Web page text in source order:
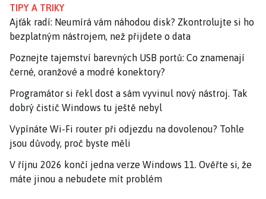
TIPY A TRIKY
Ajťák radí: Neumírá vám náhodou disk? Zkontrolujte si ho
bezplatným nástrojem, než přijdete o data
Poznejte tajemství barevných USB portů: Co znamenají
černé, oranžové a modré konektory?
Programátor si řekl dost a sám vyvinul nový nástroj. Tak
dobrý čistič Windows tu ještě nebyl
Vypínáte Wi-Fi router při odjezdu na dovolenou? Tohle
jsou důvody, proč byste měli
V říjnu 2026 končí jedna verze Windows 11. Ověřte si, že
máte jinou a nebudete mít problém